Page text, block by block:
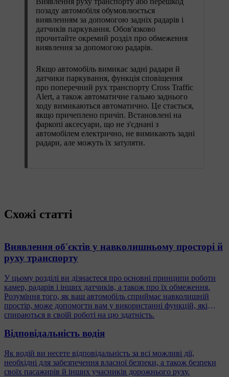
позаду автомобіля обумовлюється
виявленням за допомогою задніх радарів і
датчиків паркування. Обов'язково
прочитайте окремий розділ про обмеження
виявлення за допомогою радарів.
Якщо автомобіль вимикає задні радари й
датчики паркування, функція сповіщення
про поперечний рух транспорту Cross Traffic
Alert, а також автоматичне гальмо заднього
ходу вимикаються автоматично. Це стається,
якщо причеплено причіп. Встановлені на
фаркопі аксесуари, що не з'єднані з
автомобілем електрично, не вимикають задні
радари, але можуть їх затуляти.
Схожі статті
Виявлення об'єктів у навколишньому просторі й
руху транспорту
У цьому розділі ви дізнаєтеся про основні принципи роботи
камер, радарів і інших датчиків, а також про їх обмеження.
Розуміння того, як ваш автомобіль сприймає навколишній
простір, може допомогти вам у використанні функцій, які
спираються в своїй роботі на цю здатність.
Відповідальність водія
Як водій ви несете відповідальність за всі можливі дії,
необхідні для забезпечення власної безпеки, а також безпеки
своїх пасажирів й інших учасників дорожнього руху.